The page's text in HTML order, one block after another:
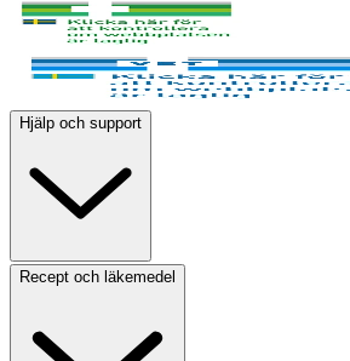
Hjälp och support
Recept och läkemedel